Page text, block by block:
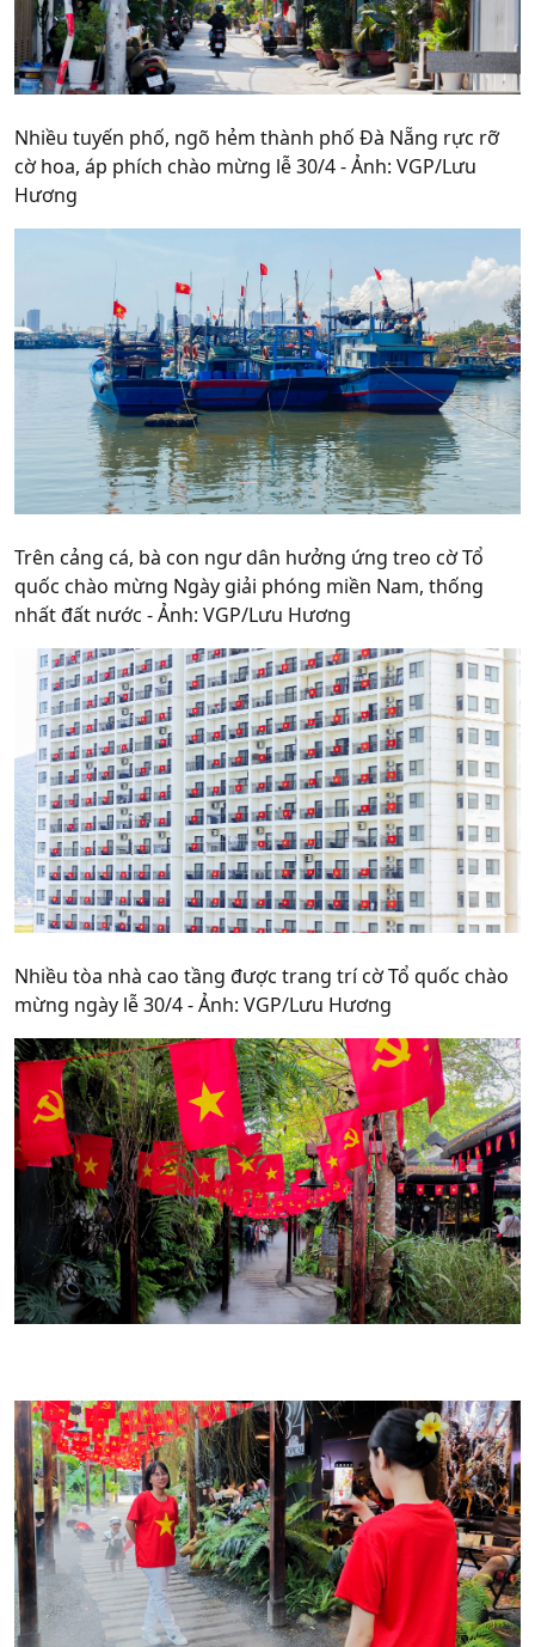
Nhiều tuyến phố, ngõ hẻm thành phố Đà Nẵng rực rỡ
cờ hoa, áp phích chào mừng lễ 30/4 - Ảnh: VGP/Lưu
Hương
Trên cảng cá, bà con ngư dân hưởng ứng treo cờ Tổ
quốc chào mừng Ngày giải phóng miền Nam, thống
nhất đất nước - Ảnh: VGP/Lưu Hương
Nhiều tòa nhà cao tầng được trang trí cờ Tổ quốc chào
mừng ngày lễ 30/4 - Ảnh: VGP/Lưu Hương